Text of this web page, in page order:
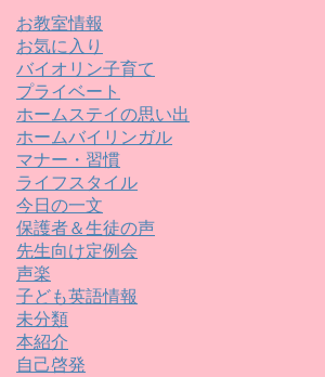
お教室情報
お気に入り
バイオリン子育て
プライベート
ホームステイの思い出
ホームバイリンガル
マナー・習慣
ライフスタイル
今日の一文
保護者＆生徒の声
先生向け定例会
声楽
子ども英語情報
未分類
本紹介
自己啓発